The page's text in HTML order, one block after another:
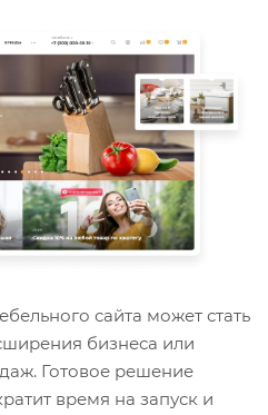
сайта может стать
бизнеса или
Готовое решение
время на запуск и